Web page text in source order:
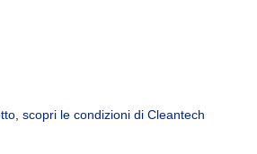
scopri le condizioni di Cleantech